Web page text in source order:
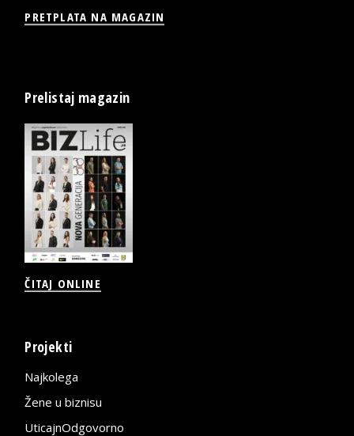
PRETPLATA NA MAGAZIN
Prelistaj magazin
ČITAJ ONLINE
Projekti
Najkolega
Žene u biznisu
UticajnOdgovorno